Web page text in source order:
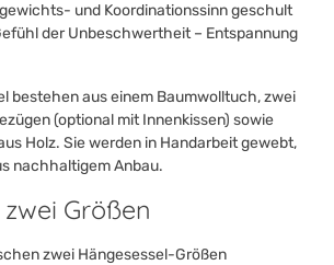
und Koordinationssinn geschult
der Unbeschwertheit – Entspannung
bestehen aus einem Baumwolltuch, zwei
(optional mit Innenkissen) sowie
Holz. Sie werden in Handarbeit gewebt,
nachhaltigem Anbau.
Größen
zwei Hängesessel-Größen